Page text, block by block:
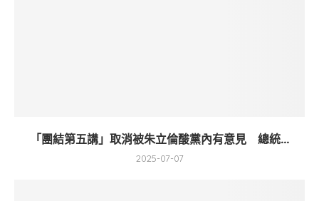
「團結第五講」取消被朱立倫酸黨內有意見 總統...
2025-07-07